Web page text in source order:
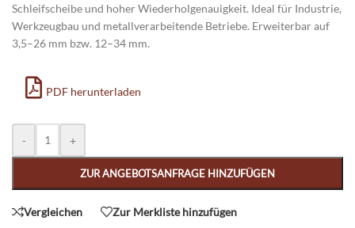
Schleifscheibe und hoher Wiederholgenauigkeit. Ideal für Industrie,
Werkzeugbau und metallverarbeitende Betriebe. Erweiterbar auf
3,5–26 mm bzw. 12–34 mm.
PDF herunterladen
- +
ZUR ANGEBOTSANFRAGE HINZUFÜGEN
Vergleichen Zur Merkliste hinzufügen